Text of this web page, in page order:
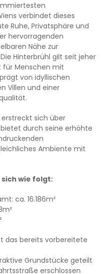
verbindet dieses
Ruhe, Privatsphäre und
hervorragenden
Nähe zur
Hinterbrühl gilt seit jeher
für Menschen mit
von idyllischen
Villen und einer
sich über
bietet durch seine erhöhte
Ambiente mit
wie folgt:
ca. 16.186m²
das bereits vorbereitete
Grundstücke geteilt
erschlossen